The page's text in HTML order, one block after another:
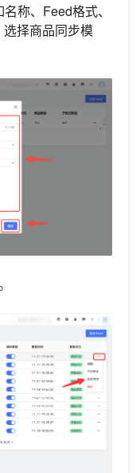
称、Feed格式、
择商品同步模